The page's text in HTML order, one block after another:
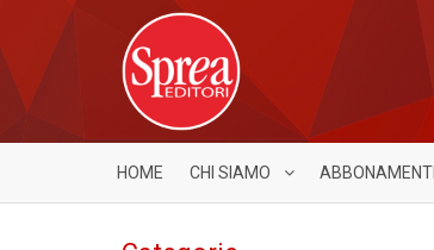
HOME CHI SIAMO ABBONAMENTI